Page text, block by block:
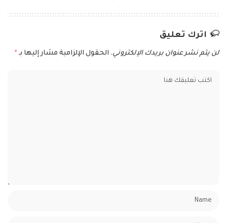
اترك تعليق
لن يتم نشر عنوان بريدك الإلكتروني. الحقول الإلزامية مشار إليها بـ *